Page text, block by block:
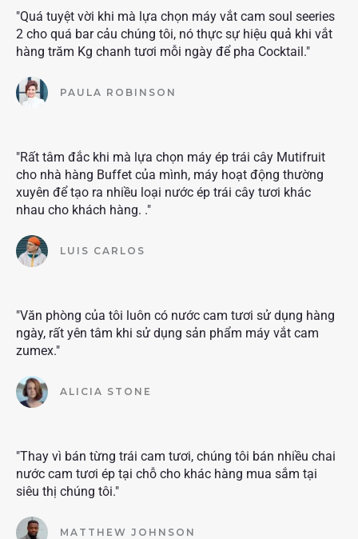
"Quá tuyệt vời khi mà lựa chọn máy vắt cam soul seeries
2 cho quá bar cảu chúng tôi, nó thực sự hiệu quả khi vắt
hàng trăm Kg chanh tươi mỗi ngày để pha Cocktail."
PAULA ROBINSON
"Rất tâm đắc khi mà lựa chọn máy ép trái cây Mutifruit
cho nhà hàng Buffet của mình, máy hoạt động thường
xuyên để tạo ra nhiều loại nước ép trái cây tươi khác
nhau cho khách hàng. ."
LUIS CARLOS
"Văn phòng của tôi luôn có nước cam tươi sử dụng hàng
ngày, rất yên tâm khi sử dụng sản phẩm máy vắt cam
zumex."
ALICIA STONE
"Thay vì bán từng trái cam tươi, chúng tôi bán nhiều chai
nước cam tươi ép tại chỗ cho khác hàng mua sắm tại
siêu thị chúng tôi."
MATTHEW JOHNSON